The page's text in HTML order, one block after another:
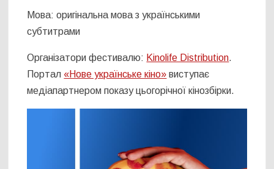
Мова: оригінальна мова з українськими
субтитрами
Організатори фестивалю: Kinolife Distribution.
Портал «Нове українське кіно» виступає
медіапартнером показу цьогорічної кінозбірки.